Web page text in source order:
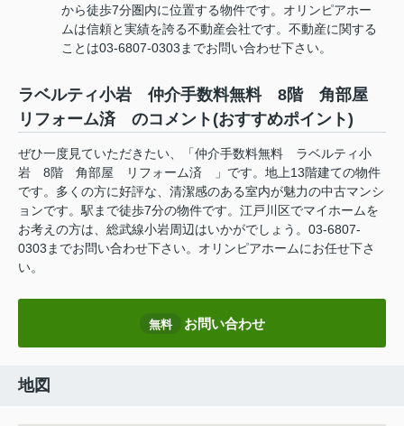
から徒歩7分圏内に位置する物件です。オリンピアホー
ムは信頼と実績を誇る不動産会社です。不動産に関する
ことは03-6807-0303までお問い合わせ下さい。
ラベルティ小岩 仲介手数料無料 8階 角部屋
リフォーム済 のコメント(おすすめポイント)
ぜひ一度見ていただきたい、「仲介手数料無料 ラベルティ小
岩 8階 角部屋 リフォーム済 」です。地上13階建ての物件
です。多くの方に好評な、清潔感のある室内が魅力の中古マンシ
ョンです。駅まで徒歩7分の物件です。江戸川区でマイホームを
お考えの方は、総武線小岩周辺はいかがでしょう。03-6807-
0303までお問い合わせ下さい。オリンピアホームにお任せ下さ
い。
無料 お問い合わせ
地図